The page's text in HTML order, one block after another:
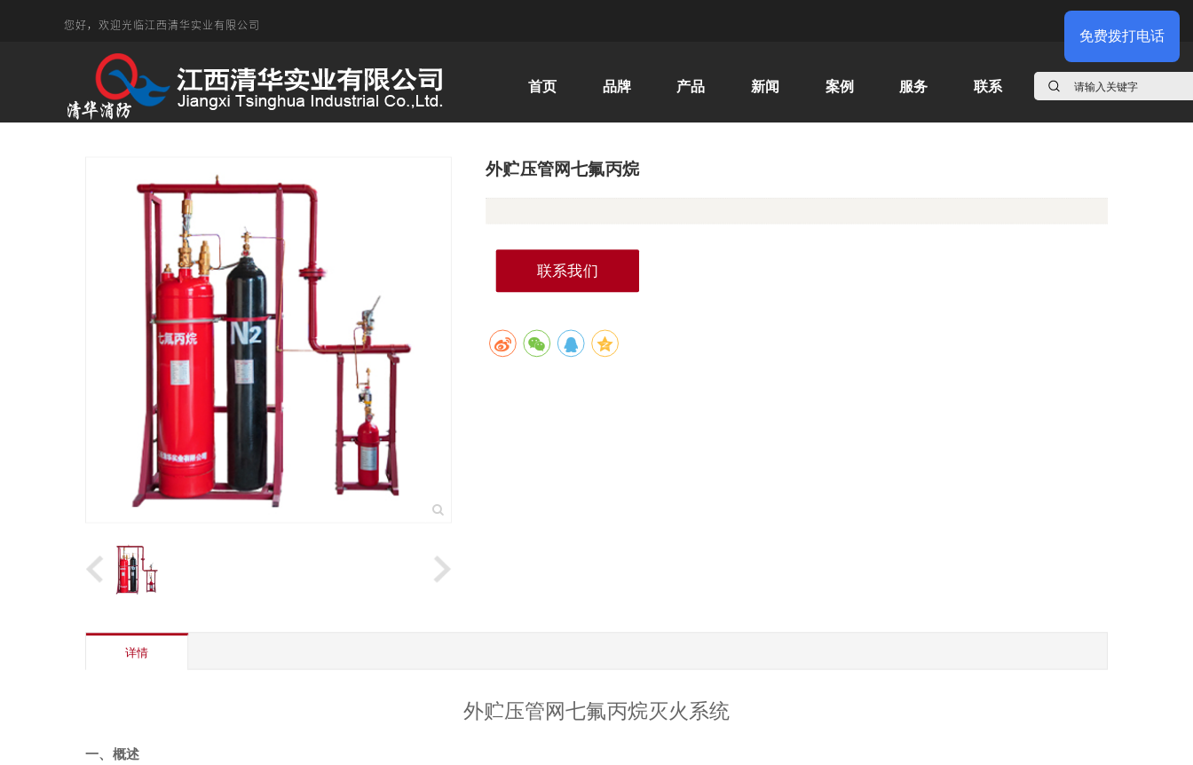
您好，欢迎光临江西清华实业有限公司
首页 品牌 产品 新闻 案例 服务 联系
外贮压管网七氟丙烷
联系我们
详情
外贮压管网七氟丙烷灭火系统
一、概述